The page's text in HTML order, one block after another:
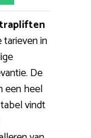
in
De
een heel
vindt